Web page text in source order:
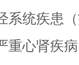
系统疾患
重心肾疾